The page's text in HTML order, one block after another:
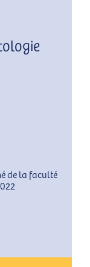
de la faculté